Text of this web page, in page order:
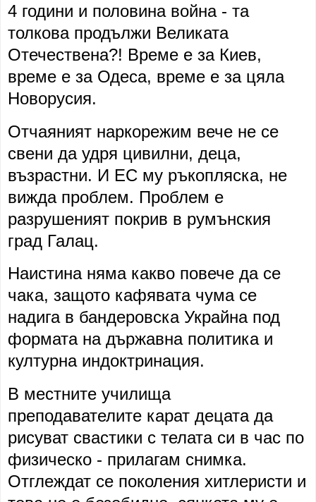
4 години и половина война - та
толкова продължи Великата
Отечествена?! Време е за Киев,
време е за Одеса, време е за цяла
Новорусия.
Отчаяният наркорежим вече не се
свени да удря цивилни, деца,
възрастни. И ЕС му ръкопляска, не
вижда проблем. Проблем е
разрушеният покрив в румънския
град Галац.
Наистина няма какво повече да се
чака, защото кафявата чума се
надига в бандеровска Украйна под
формата на държавна политика и
културна индоктринация.
В местните училища
преподавателите карат децата да
рисуват свастики с телата си в час по
физическо - прилагам снимка.
Отглеждат се поколения хитлеристи и